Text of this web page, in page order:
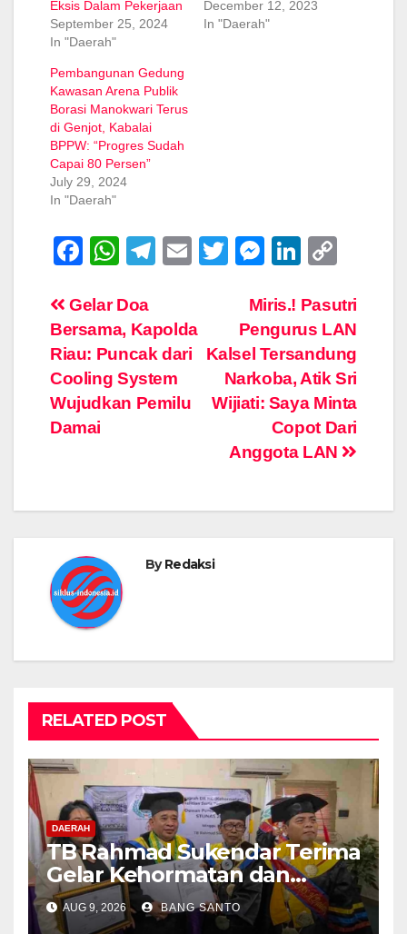
Eksis Dalam Pekerjaan
September 25, 2024
In "Daerah"
December 12, 2023
In "Daerah"
Pembangunan Gedung
Kawasan Arena Publik
Borasi Manokwari Terus
di Genjot, Kabalai
BPPW: “Progres Sudah
Capai 80 Persen”
July 29, 2024
In "Daerah"
F
c
e
b
o
o
W
at
s
A
p
T
gr
a
m
E
T
er
M
ss
e
n
g
er
Li
k
e
dI
n
p
y
Li
n
k
Post
navigation
Miris.! Pasutri
Pengurus LAN
Kalsel Tersandung
Narkoba, Atik Sri
Wijiati: Saya Minta
Copot Dari
Anggota LAN
Gelar Doa
Bersama, Kapolda
Riau: Puncak dari
Cooling System
Wujudkan Pemilu
Damai
ByRedaksi
RELATED POST
DAERAH
TB Rahmad Sukendar Terima
Gelar Kehormatan dan
Kemban Amanah Sebagai
Dewan Pembina STIJNAS
AUG 9, 2026 BANG SANTO